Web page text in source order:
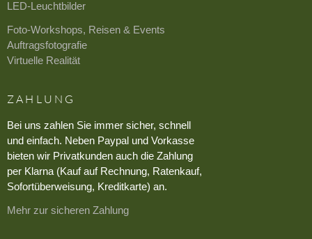
LED-Leuchtbilder
Foto-Workshops, Reisen & Events
Auftragsfotografie
Virtuelle Realität
ZAHLUNG
Bei uns zahlen Sie immer sicher, schnell
und einfach. Neben Paypal und Vorkasse
bieten wir Privatkunden auch die Zahlung
per Klarna (Kauf auf Rechnung, Ratenkauf,
Sofortüberweisung, Kreditkarte) an.
Mehr zur sicheren Zahlung